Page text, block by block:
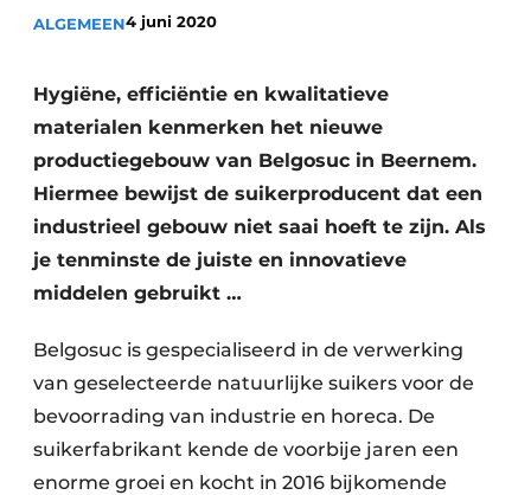
Privacy / Cookie statement
Vacatures
Video’s
Aanmelden
Bedrijven
Akoestiek
Beton & Staalbouw
Brandveiligheid
BIM
Dak & Gevel
Houtbouw
HVAC
ALGEMEEN4 juni 2020
Hygiëne, efficiëntie en kwalitatieve
materialen kenmerken het nieuwe
productiegebouw van Belgosuc in Beernem.
Hiermee bewijst de suikerproducent dat een
industrieel gebouw niet saai hoeft te zijn. Als
je tenminste de juiste en innovatieve
middelen gebruikt …
Belgosuc is gespecialiseerd in de verwerking
van geselecteerde natuurlijke suikers voor de
bevoorrading van industrie en horeca. De
suikerfabrikant kende de voorbije jaren een
enorme groei en kocht in 2016 bijkomende